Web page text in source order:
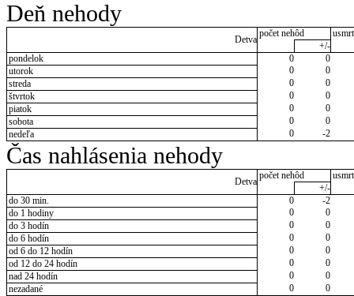
Deň nehody
Detva
počet nehôd
+/-
pondelok
0
0
utorok
0
0
streda
0
0
štvrtok
0
0
piatok
0
0
sobota
0
0
nedeľa
0 -2
Čas nahlásenia nehody
Detva
počet nehôd
+/-
do 30 min.
0
-2
do 1 hodiny
0
0
do 3 hodín
0
0
do 6 hodín
0
0
od 6 do 12 hodín
0
0
od 12 do 24 hodín
0
0
nad 24 hodín
0
0
nezadané
0 0